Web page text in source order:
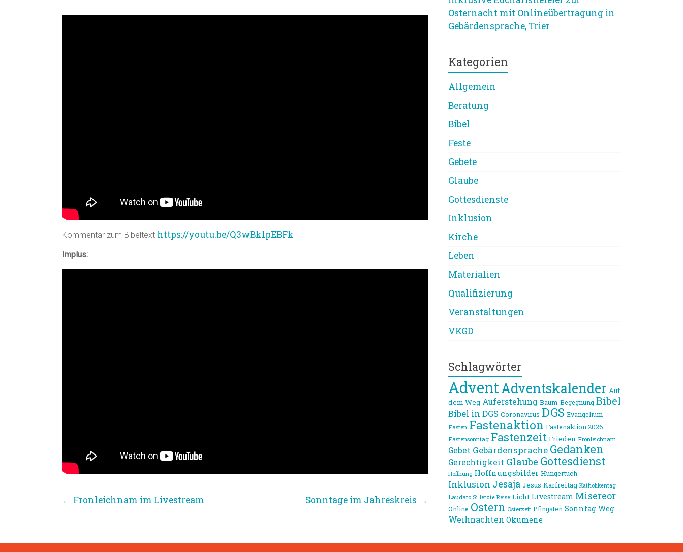
Kommentar zum Bibeltext https://youtu.be/Q3wBklpEBFk
Implus:
← Fronleichnam im Livestream Sonntage im Jahreskreis →
Osternacht mit Onlineübertragung in
Gebärdensprache, Trier
Kategorien
Allgemein
Beratung
Bibel
Feste
Gebete
Glaube
Gottesdienste
Inklusion
Kirche
Leben
Materialien
Qualifizierung
Veranstaltungen
VKGD
Schlagwörter
AdventAdventskalender Auf
dem Weg Auferstehung Baum Begegnung Bibel
Bibel in DGS Coronavirus DGS Evangelium
Fasten Fastenaktion Fastenaktion 2026
Fastensonntag Fastenzeit Frieden Fronleichnam
Gebet Gebärdensprache Gedanken
Gerechtigkeit Glaube Gottesdienst
Hoffnung Hoffnungsbilder Hungertuch
Inklusion Jesaja Jesus Karfreitag Katholikentag
Laudato Si letzte Reise Licht Livestream Misereor
Online Ostern Osterzeit Pfingsten Sonntag Weg
Weihnachten Ökumene